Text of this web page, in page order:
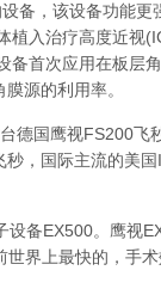
备，该设备功能
植入治疗高度近视
备首次应用在板层
源的利用率。
德国鹰视FS200飞
，国际主流的美
备EX500。鹰视
界上最快的，手术